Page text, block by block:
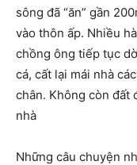
sông đã “ăn” gần
vào thôn ấp. Nhiều
chồng ông tiếp tục
cá, cất lại mái nhà
chân. Không còn đất
nhà
Những câu chuyện